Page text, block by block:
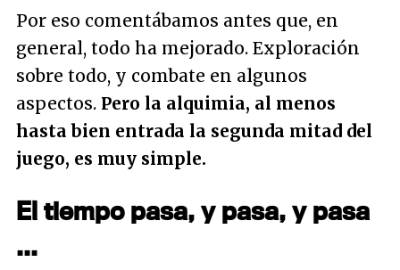
Por eso comentábamos antes que, en
general, todo ha mejorado. Exploración
sobre todo, y combate en algunos
aspectos. Pero la alquimia, al menos
hasta bien entrada la segunda mitad del
juego, es muy simple.
El tiempo pasa, y pasa, y pasa
...